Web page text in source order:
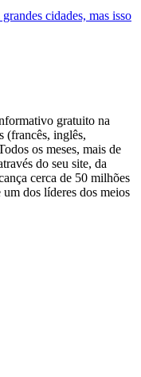
cidades, mas isso
gratuito na
(francês, inglês,
os meses, mais de
do seu site, da
cerca de 50 milhões
dos líderes dos meios